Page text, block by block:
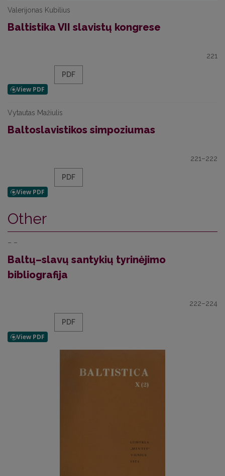
Valerijonas Kubilius
Baltistika VII slavistų kongrese
221
PDF
Vytautas Mažiulis
Baltoslavistikos simpoziumas
221–222
PDF
Other
– –
Baltų–slavų santykių tyrinėjimo
bibliografija
222–224
PDF